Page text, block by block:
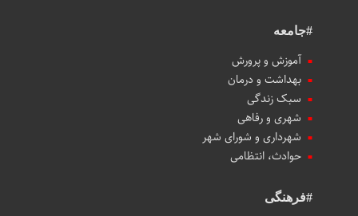
#جامعه
آموزش و پرورش
بهداشت و درمان
سبک زندگی
شهری و رفاهی
شهرداری و شورای شهر
حوادث، انتظامی
#فرهنگی